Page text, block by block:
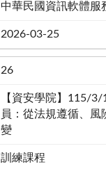
中華民國資訊軟體服
2026-03-25
26
【資安學院】115/3/
員：從法規遵循、風
變
訓練課程